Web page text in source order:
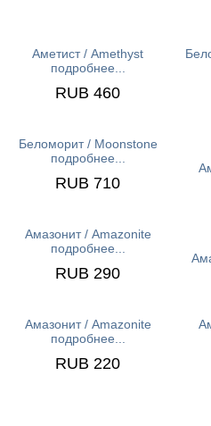
Аметист / Amethyst
подробнее...
RUB 460
Беломорит / Moonstone
подробнее...
RUB 710
Амазонит / Аmazonite
подробнее...
RUB 290
Амазонит / Аmazonite
подробнее...
RUB 220